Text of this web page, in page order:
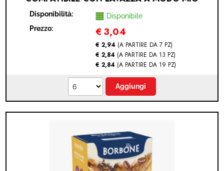
CAPSULE)
Disponibilità:
Disponibile
Prezzo:
€ 3,04
€ 2,94 (A PARTIRE DA 7 PZ)
€ 2,84 (A PARTIRE DA 13 PZ)
€ 2,84 (A PARTIRE DA 19 PZ)